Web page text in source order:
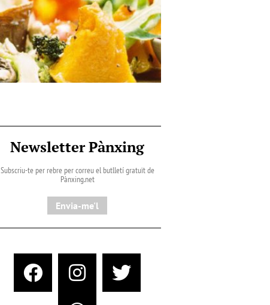
Newsletter Pànxing
Subscriu-te per rebre per correu el butlletí gratuït de
Pànxing.net​
Envia-me'l